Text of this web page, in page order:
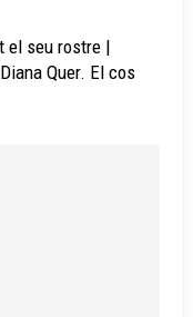
el seu rostre |